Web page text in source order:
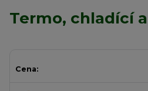
Termo, chladící
Cena: